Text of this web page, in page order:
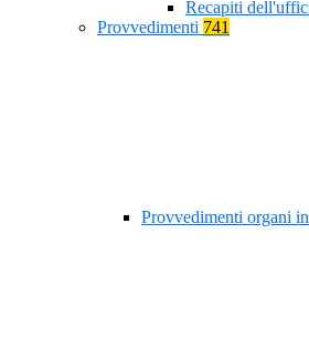
Recapiti
Provvedimenti 741
Provvedimenti organi